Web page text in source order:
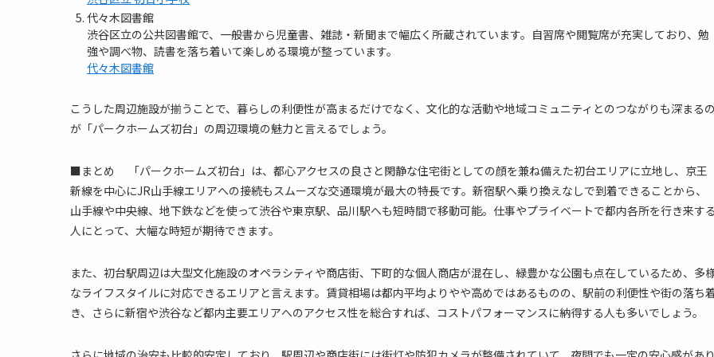
代々木図書館
渋谷区立の公共図書館で、一般書から児童書、雑誌・新聞まで幅広く所蔵されています。自習席や閲覧席が充実しており、勉
強や調べ物、読書を落ち着いて楽しめる環境が整っています。
代々木図書館
こうした周辺施設が揃うことで、暮らしの利便性が高まるだけでなく、文化的な活動や地域コミュニティとのつながりも深まるの
が「パークホームズ初台」の周辺環境の魅力と言えるでしょう。
■まとめ 「パークホームズ初台」は、都心アクセスの良さと閑静な住宅街としての顔を兼ね備えた初台エリアに立地し、京王
新線を中心にJR山手線エリアへの接続もスムーズな交通環境が最大の特長です。新宿駅へ乗り換えなしで到着できることから、
山手線や中央線、地下鉄などを使って渋谷や東京駅、品川駅へも短時間で移動可能。仕事やプライベートで都内各所を行き来する
人にとって、大幅な時短が期待できます。
また、初台駅周辺は大型文化施設のオペラシティや商店街、下町的な個人商店が混在し、緑豊かな公園も点在しているため、多
なライフスタイルに対応できるエリアと言えます。賃貸相場は都内平均よりやや高めではあるものの、駅前の利便性や街の落ち
き、さらに新宿や渋谷など都内主要エリアへのアクセス性を総合すれば、コストパフォーマンスに納得する人も多いでしょう。